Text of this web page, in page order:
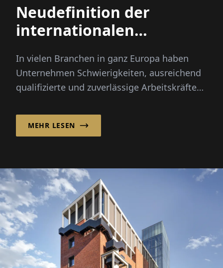
Neudefinition der
internationalen
In vielen Branchen in ganz Europa haben
Unternehmen Schwierigkeiten, ausreichend
qualifizierte und zuverlässige Arbeitskräfte
Wandel und...
MEHR LESEN